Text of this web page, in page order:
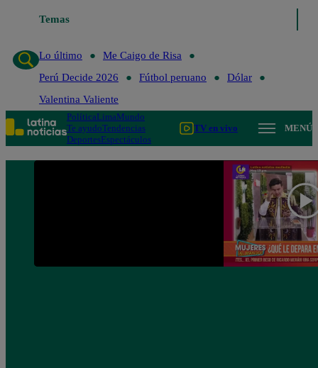
Temas
Lo último
Me Caigo de Risa
Perú Decide 2026
Fútbol peruano
Dólar
Valentina Valiente
PolíticaLimaMundo
Te ayudoTendencias
DeportesEspectáculos
TV en vivo MENÚ